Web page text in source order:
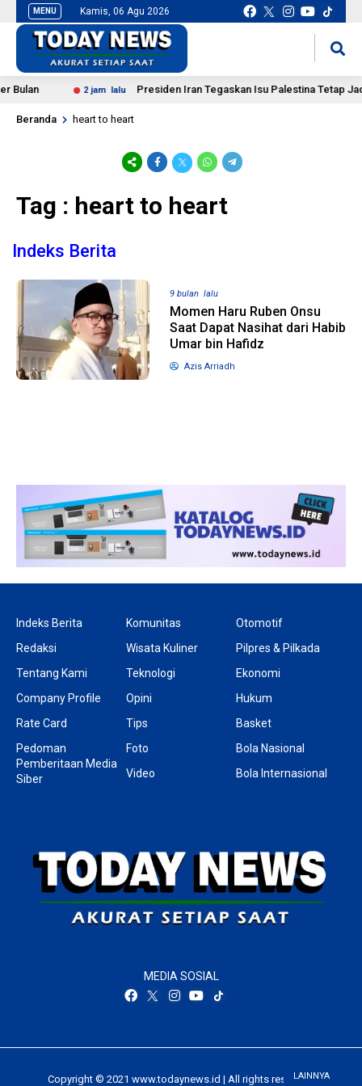
MENU Kamis, 06 Agu 2026
2 jam lalu Presiden Iran Tegaskan Isu Palestina Tetap
Beranda heart to heart
Tag : heart to heart
Indeks Berita
9 bulan lalu
Momen Haru Ruben Onsu
Saat Dapat Nasihat dari Habib
Umar bin Hafidz
Azis Arriadh
LAINNYA
Indeks Berita
Redaksi
Tentang Kami
Company Profile
Rate Card
Pedoman
Pemberitaan Media
Siber
Komunitas
Wisata Kuliner
Teknologi
Opini
Tips
Foto
Video
Otomotif
Pilpres & Pilkada
Ekonomi
Hukum
Basket
Bola Nasional
Bola Internasional
MEDIA SOSIAL
Copyright © 2021 www.todaynews.id | All rights reserved.